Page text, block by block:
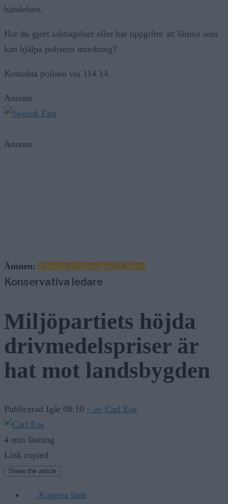
händelsen.
Har du gjort iakttagelser eller har uppgifter att lämna som
kan hjälpa polisens utredning?
Kontakta polisen via 114 14.
Annons
Annons
Ämnen: ArtikelBrottNorrtäljeSOS Alarm
Konservativa ledare
Miljöpartiets höjda
drivmedelspriser är
hat mot landsbygden
Publicerad Igår 08:10 – av Carl Eos
4 min läsning
Link copied
Share the article
Kopiera länk